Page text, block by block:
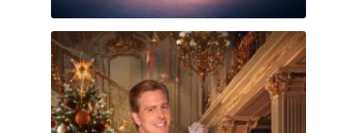
A Cinderella Christmas Ball